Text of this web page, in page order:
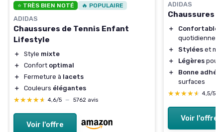
⭐ TRÈS BIEN NOTÉ 🔥 POPULAIRE
ADIDAS
Chaussures de Tennis Enfant
Lifestyle
＋ Style mixte
＋
Confort optimal
＋
Fermeture à lacets
＋
Couleurs élégantes
★★★★★
★★★★★ 4,6/5 — 5762 avis
Voir l'offre
ADIDAS
Chaussures
＋ Confortables
quotidienne
＋
Stylées et
＋
Légères pour
＋
Bonne
surfaces
★★★★★
★★★★★ 4,5/5
Voir l'offre